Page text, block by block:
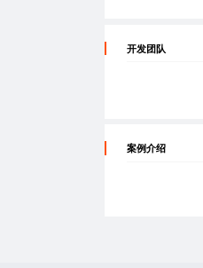
开发团队
案例介绍